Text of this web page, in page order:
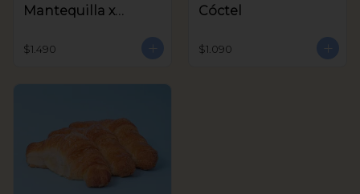
Mantequilla x
$1.490
Cóctel
$1.090